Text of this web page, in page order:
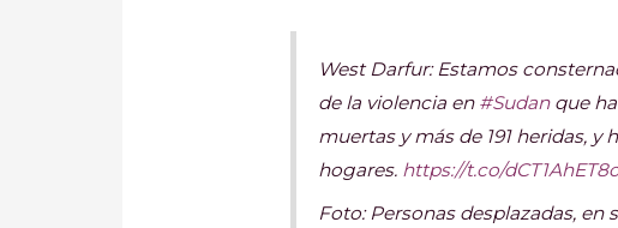
West Darfur: Estamos
de la violencia en #Sudanque ha
muertas y más de 191 heridas,
hogares. https://t.co/
Foto: Personas desplazadas, en